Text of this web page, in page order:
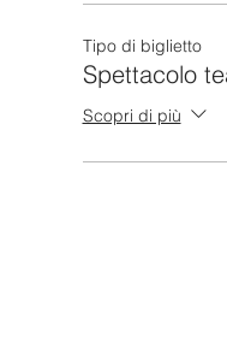
Tipo di biglietto
Spettacolo
Scopri di più